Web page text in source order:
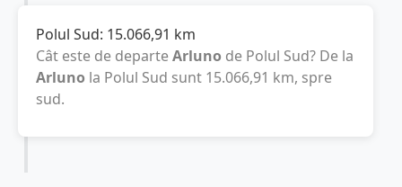
Polul Sud: 15.066,91 km
Cât este de departeArluno de Polul Sud? De la
Arluno la Polul Sud sunt 15.066,91 km, spre
sud.